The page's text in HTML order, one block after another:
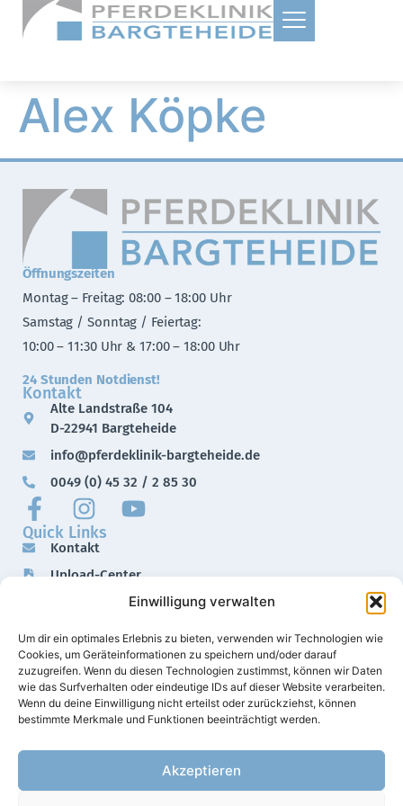
Einwilligung verwalten
Um dir ein optimales Erlebnis zu bieten, verwenden wir Technologien wie
Cookies, um Geräteinformationen zu speichern und/oder darauf
zuzugreifen. Wenn du diesen Technologien zustimmst, können wir Daten
wie das Surfverhalten oder eindeutige IDs auf dieser Website verarbeiten.
Wenn du deine Einwilligung nicht erteilst oder zurückziehst, können
bestimmte Merkmale und Funktionen beeinträchtigt werden.
Akzeptieren
Alex Köpke
Öffnungszeiten
Montag – Freitag: 08:00 – 18:00 Uhr
Samstag / Sonntag / Feiertag:
10:00 – 11:30 Uhr & 17:00 – 18:00 Uhr
24 Stunden Notdienst!
Kontakt
Alte Landstraße 104
D-22941 Bargteheide
info@pferdeklinik-bargteheide.de
0049 (0) 45 32 / 2 85 30
Quick Links
Kontakt
Upload-Center
Datenschutz